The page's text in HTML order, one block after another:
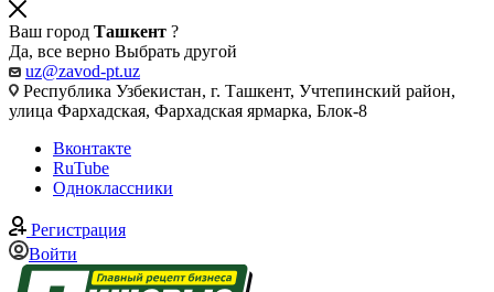
Ваш город Ташкент ?
Да, все верно Выбрать другой
uz@zavod-pt.uz
Республика Узбекистан, г. Ташкент, Учтепинский район,
улица Фархадская, Фархадская ярмарка, Блок-8
Вконтакте
RuTube
Одноклассники
Регистрация
Войти